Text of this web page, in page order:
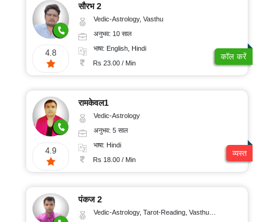
4.8
सौरभ 2
Vedic-Astrology, Vasthu
अनुभव: 10 साल
भाषा: English, Hindi
Rs 23.00 / Min
कॉल करें
4.9
रामकेवल1
Vedic-Astrology
अनुभव: 5 साल
भाषा: Hindi
Rs 18.00 / Min
व्यस्त
पंकज 2
Vedic-Astrology, Tarot-Reading, Vasthu, Prashna-Kundali